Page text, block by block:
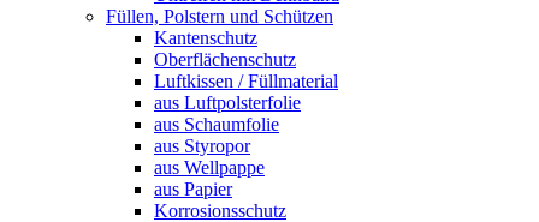
Füllen, Polstern und Schützen
Kantenschutz
Oberflächenschutz
Luftkissen / Füllmaterial
aus Luftpolsterfolie
aus Schaumfolie
aus Styropor
aus Wellpappe
aus Papier
Korrosionsschutz